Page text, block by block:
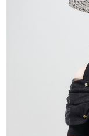
1.分期款項不併入電信
2.透過簡訊連結打開帳
帳／街口支付／iPASS
1.本服務係由「台灣大
用戶於交易時，得透過
買賣價金債權讓與本公
2.基於同意付款使用「
資料（包含姓名、電話
由本公司與您本人進行
3.完整用戶服務條款，
【「AFTEE先享後付」
１．於結帳方式選擇「
結帳頁面，進行簡訊認
２．訂單成立數日內，
３．收到繳費通知簡訊
ATM／網路銀行／等
※ 請注意：結帳手續完
購買商品的店家。未經
後付繳納相關費用。
※ 交易是否成功請以「
是否繳費成功／繳費後
https://
每筆NT$120，滿
每筆NT$120，滿
每筆NT$120，滿